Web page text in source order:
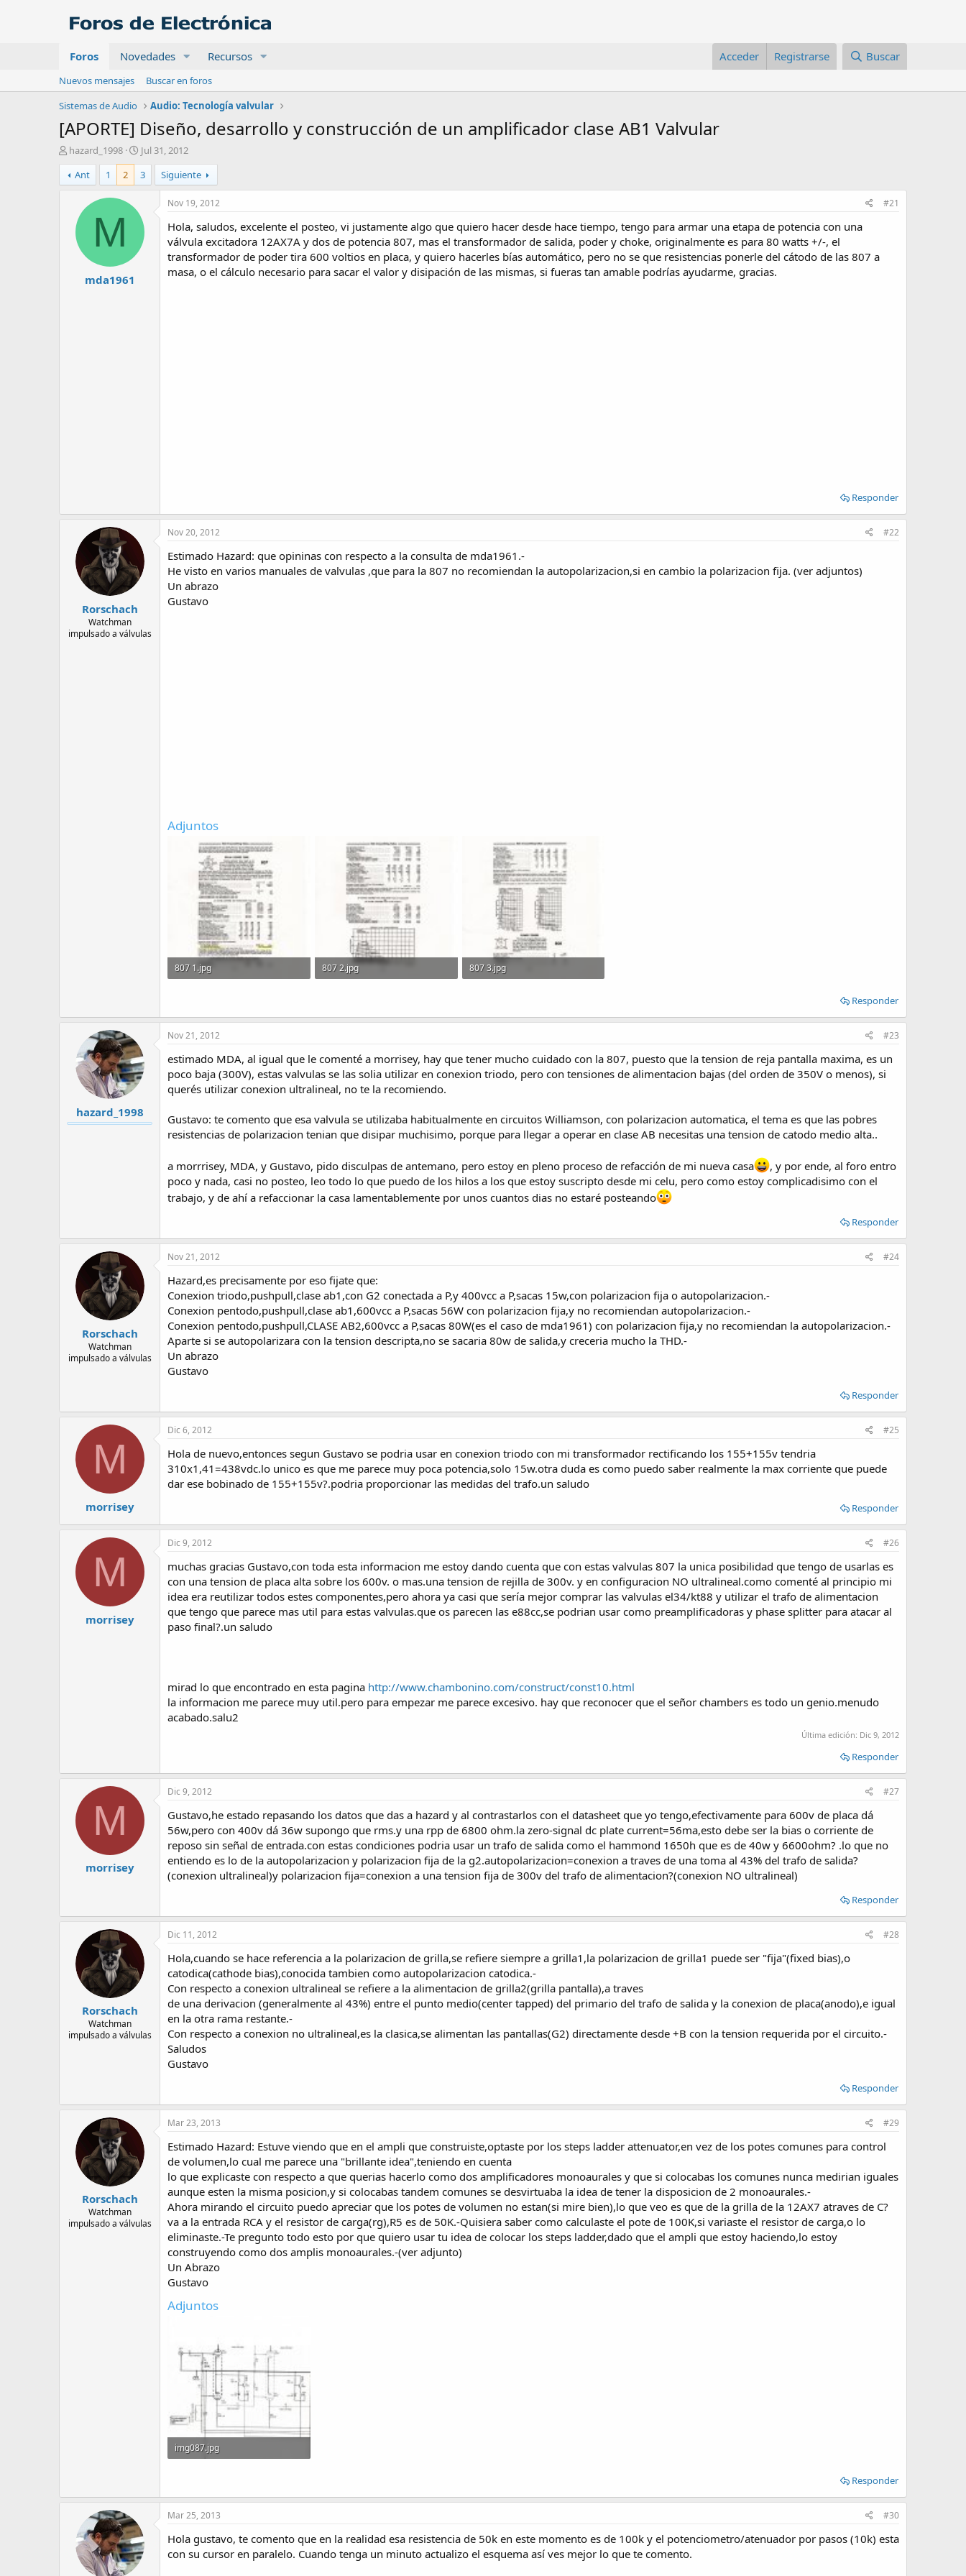
Foros Novedades Recursos Acceder Registrarse Buscar
Nuevos mensajes
Buscar en foros
Sistemas de Audio
Audio: Tecnología valvular
[APORTE] Diseño, desarrollo y construcción de un amplificador clase AB1 Valvular
A
u
t
o
hazard_1998
F
e
c
h
d
e
n
Jul 31, 2012
Ant
1 2 3 Siguiente
M
mda1961
Nov 19, 2012 #21
Hola, saludos, excelente el posteo, vi justamente algo que quiero hacer desde hace tiempo, tengo para armar una etapa de potencia con una
válvula excitadora 12AX7A y dos de potencia 807, mas el transformador de salida, poder y choke, originalmente es para 80 watts +/-, el
transformador de poder tira 600 voltios en placa, y quiero hacerles bías automático, pero no se que resistencias ponerle del cátodo de las 807 a
masa, o el cálculo necesario para sacar el valor y disipación de las mismas, si fueras tan amable podrías ayudarme, gracias.
Responder
Rorschach
Watchman
impulsado a válvulas
Nov 20, 2012 #22
Estimado Hazard: que opininas con respecto a la consulta de mda1961.-
He visto en varios manuales de valvulas ,que para la 807 no recomiendan la autopolarizacion,si en cambio la polarizacion fija. (ver adjuntos)
Un abrazo
Gustavo
Adjuntos
807 1.jpg
807 2.jpg
807 3.jpg
Responder
hazard_1998
Nov 21, 2012 #23
estimado MDA, al igual que le comenté a morrisey, hay que tener mucho cuidado con la 807, puesto que la tension de reja pantalla maxima, es un
poco baja (300V), estas valvulas se las solia utilizar en conexion triodo, pero con tensiones de alimentacion bajas (del orden de 350V o menos), si
querés utilizar conexion ultralineal, no te la recomiendo.
Gustavo: te comento que esa valvula se utilizaba habitualmente en circuitos Williamson, con polarizacion automatica, el tema es que las pobres
resistencias de polarizacion tenian que disipar muchisimo, porque para llegar a operar en clase AB necesitas una tension de catodo medio alta..
a morrrisey, MDA, y Gustavo, pido disculpas de antemano, pero estoy en pleno proceso de refacción de mi nueva casa
, y por ende, al foro entro
poco y nada, casi no posteo, leo todo lo que puedo de los hilos a los que estoy suscripto desde mi celu, pero como estoy complicadisimo con el
trabajo, y de ahí a refaccionar la casa lamentablemente por unos cuantos dias no estaré posteando
Responder
Rorschach
Watchman
impulsado a válvulas
Nov 21, 2012 #24
Hazard,es precisamente por eso fijate que:
Conexion triodo,pushpull,clase ab1,con G2 conectada a P,y 400vcc a P,sacas 15w,con polarizacion fija o autopolarizacion.-
Conexion pentodo,pushpull,clase ab1,600vcc a P,sacas 56W con polarizacion fija,y no recomiendan autopolarizacion.-
Conexion pentodo,pushpull,CLASE AB2,600vcc a P,sacas 80W(es el caso de mda1961) con polarizacion fija,y no recomiendan la autopolarizacion.-
Aparte si se autopolarizara con la tension descripta,no se sacaria 80w de salida,y creceria mucho la THD.-
Un abrazo
Gustavo
Responder
M
morrisey
Dic 6, 2012 #25
Hola de nuevo,entonces segun Gustavo se podria usar en conexion triodo con mi transformador rectificando los 155+155v tendria
310x1,41=438vdc.lo unico es que me parece muy poca potencia,solo 15w.otra duda es como puedo saber realmente la max corriente que puede
dar ese bobinado de 155+155v?.podria proporcionar las medidas del trafo.un saludo
Responder
M
morrisey
Dic 9, 2012 #26
muchas gracias Gustavo,con toda esta informacion me estoy dando cuenta que con estas valvulas 807 la unica posibilidad que tengo de usarlas es
con una tension de placa alta sobre los 600v. o mas.una tension de rejilla de 300v. y en configuracion NO ultralineal.como comenté al principio mi
idea era reutilizar todos estes componentes,pero ahora ya casi que sería mejor comprar las valvulas el34/kt88 y utilizar el trafo de alimentacion
que tengo que parece mas util para estas valvulas.que os parecen las e88cc,se podrian usar como preamplificadoras y phase splitter para atacar al
paso final?.un saludo
mirad lo que encontrado en esta pagina http://www.chambonino.com/construct/const10.html
la informacion me parece muy util.pero para empezar me parece excesivo. hay que reconocer que el señor chambers es todo un genio.menudo
acabado.salu2
Última edición: Dic 9, 2012
Responder
M
morrisey
Dic 9, 2012 #27
Gustavo,he estado repasando los datos que das a hazard y al contrastarlos con el datasheet que yo tengo,efectivamente para 600v de placa dá
56w,pero con 400v dá 36w supongo que rms.y una rpp de 6800 ohm.la zero-signal dc plate current=56ma,esto debe ser la bias o corriente de
reposo sin señal de entrada.con estas condiciones podria usar un trafo de salida como el hammond 1650h que es de 40w y 6600ohm? .lo que no
entiendo es lo de la autopolarizacion y polarizacion fija de la g2.autopolarizacion=conexion a traves de una toma al 43% del trafo de salida?
(conexion ultralineal)y polarizacion fija=conexion a una tension fija de 300v del trafo de alimentacion?(conexion NO ultralineal)
Responder
Rorschach
Watchman
impulsado a válvulas
Dic 11, 2012 #28
Hola,cuando se hace referencia a la polarizacion de grilla,se refiere siempre a grilla1,la polarizacion de grilla1 puede ser "fija"(fixed bias),o
catodica(cathode bias),conocida tambien como autopolarizacion catodica.-
Con respecto a conexion ultralineal se refiere a la alimentacion de grilla2(grilla pantalla),a traves
de una derivacion (generalmente al 43%) entre el punto medio(center tapped) del primario del trafo de salida y la conexion de placa(anodo),e igual
en la otra rama restante.-
Con respecto a conexion no ultralineal,es la clasica,se alimentan las pantallas(G2) directamente desde +B con la tension requerida por el circuito.-
Saludos
Gustavo
Responder
Rorschach
Watchman
impulsado a válvulas
Mar 23, 2013 #29
Estimado Hazard: Estuve viendo que en el ampli que construiste,optaste por los steps ladder attenuator,en vez de los potes comunes para control
de volumen,lo cual me parece una "brillante idea",teniendo en cuenta
lo que explicaste con respecto a que querias hacerlo como dos amplificadores monoaurales y que si colocabas los comunes nunca medirian iguales
aunque esten la misma posicion,y si colocabas tandem comunes se desvirtuaba la idea de tener la disposicion de 2 monoaurales.-
Ahora mirando el circuito puedo apreciar que los potes de volumen no estan(si mire bien),lo que veo es que de la grilla de la 12AX7 atraves de C?
va a la entrada RCA y el resistor de carga(rg),R5 es de 50K.-Quisiera saber como calculaste el pote de 100K,si variaste el resistor de carga,o lo
eliminaste.-Te pregunto todo esto por que quiero usar tu idea de colocar los steps ladder,dado que el ampli que estoy haciendo,lo estoy
construyendo como dos amplis monoaurales.-(ver adjunto)
Un Abrazo
Gustavo
Adjuntos
img087.jpg
Responder
Mar 25, 2013 #30
Hola gustavo, te comento que en la realidad esa resistencia de 50k en este momento es de 100k y el potenciometro/atenuador por pasos (10k) esta
con su cursor en paralelo. Cuando tenga un minuto actualizo el esquema así ves mejor lo que te comento.